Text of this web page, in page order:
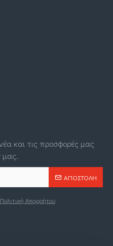
και τις προσφορές μας
μας.
ΑΠΟΣΤΟΛΉ
Πολιτική Απορρήτου